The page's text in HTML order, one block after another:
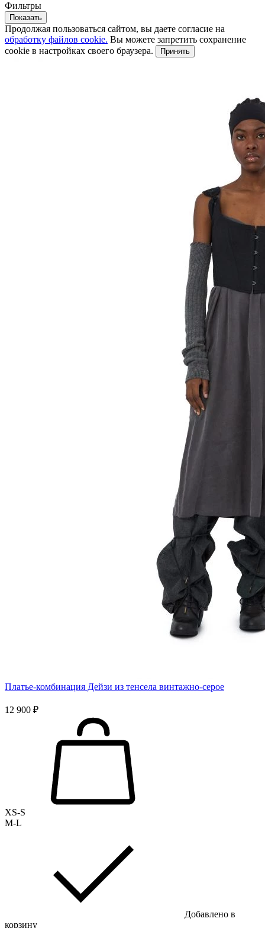
Фильтры
Показать
Продолжая пользоваться сайтом, вы даете согласие на
обработку файлов cookie. Вы можете запретить сохранение
cookie в настройках своего браузера.
Принять
Платье-комбинация Дейзи из тенсела винтажно-серое
12 900 ₽
XS-S
M-L
Добавлено в
корзину